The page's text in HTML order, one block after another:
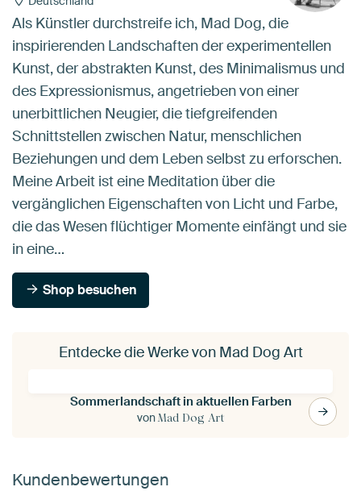
Als Künstler durchstreife ich, Mad Dog, die
inspirierenden Landschaften der experimentellen
Kunst, der abstrakten Kunst, des Minimalismus und
des Expressionismus, angetrieben von einer
unerbittlichen Neugier, die tiefgreifenden
Schnittstellen zwischen Natur, menschlichen
Beziehungen und dem Leben selbst zu erforschen.
Meine Arbeit ist eine Meditation über die
vergänglichen Eigenschaften von Licht und Farbe,
die das Wesen flüchtiger Momente einfängt und sie
in eine…
Shop besuchen
Entdecke die Werke von Mad Dog Art
Sommerlandschaft in aktuellen Farben
vonMad Dog Art
Kundenbewertungen